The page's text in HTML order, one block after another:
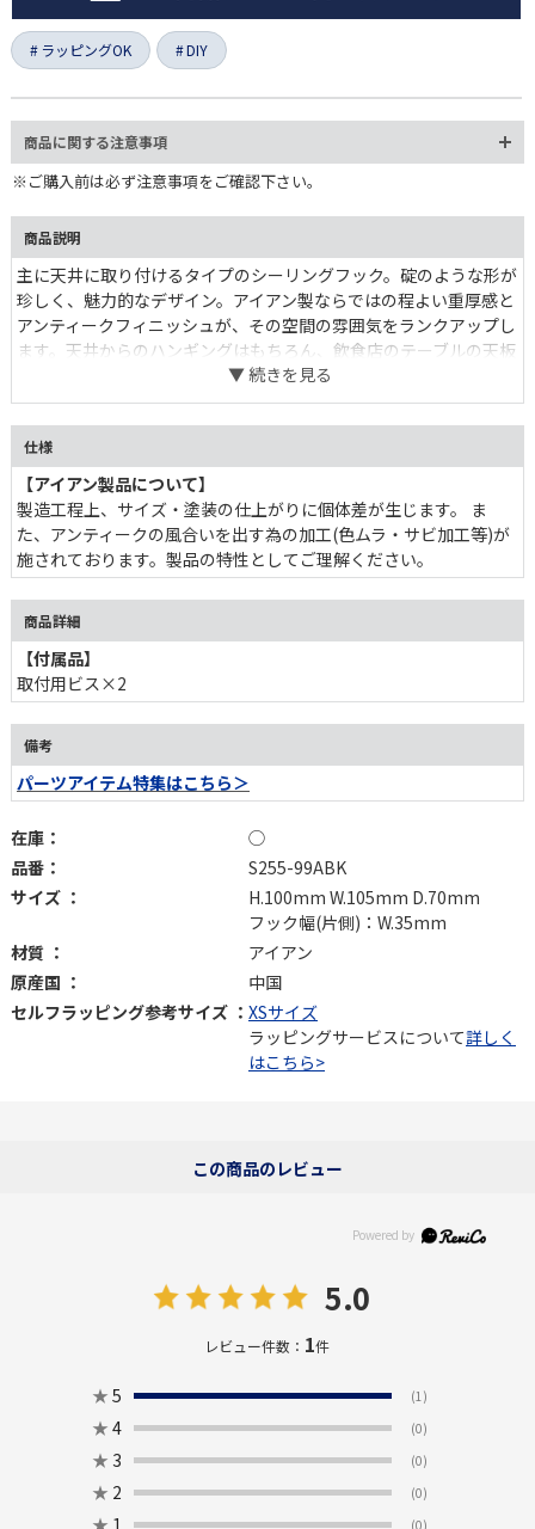
ラッピングOK DIY
商品に関する注意事項
※ご購入前は必ず注意事項をご確認下さい。
商品説明
主に天井に取り付けるタイプのシーリングフック。碇のような形が
珍しく、魅力的なデザイン。アイアン製ならではの程よい重厚感と
アンティークフィニッシュが、その空間の雰囲気をランクアップし
ます。天井からのハンギングはもちろん、飲食店のテーブルの天板
裏に設置してバッグ掛けとしても。
仕様
【アイアン製品について】
製造工程上、サイズ・塗装の仕上がりに個体差が生じます。 ま
た、アンティークの風合いを出す為の加工(色ムラ・サビ加工等)が
施されております。製品の特性としてご理解ください。
商品詳細
【付属品】
取付用ビス×2
備考
パーツアイテム特集はこちら＞
在庫：
◯
品番：
S255-99ABK
サイズ ：
H.100mm W.105mm D.70mm
フック幅(片側)：W.35mm
材質 ：
アイアン
原産国 ：
中国
セルフラッピング参考サイズ ： XSサイズ
ラッピングサービスについて詳しく
はこちら>
この商品のレビュー
5.0
レビュー件数： 1件
★ 5 (1)
★ 4 (0)
★ 3 (0)
★ 2 (0)
(0)